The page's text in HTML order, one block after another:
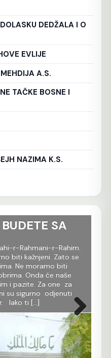
DEDŽALA I O
EVLIJE
A.S.
TAČKE BOSNE I
NAZIMA K.S.
SA
r-Rahmani-r-Rahim.
biti kažnjeni. Zato se
Ne moramo biti
Onda će naše
i pazite. Za one za
su sigurno odjenuti
Iako ti […]
Sljedeća